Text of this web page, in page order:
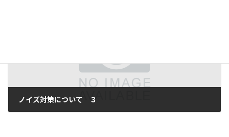
ノイズ対策について ３